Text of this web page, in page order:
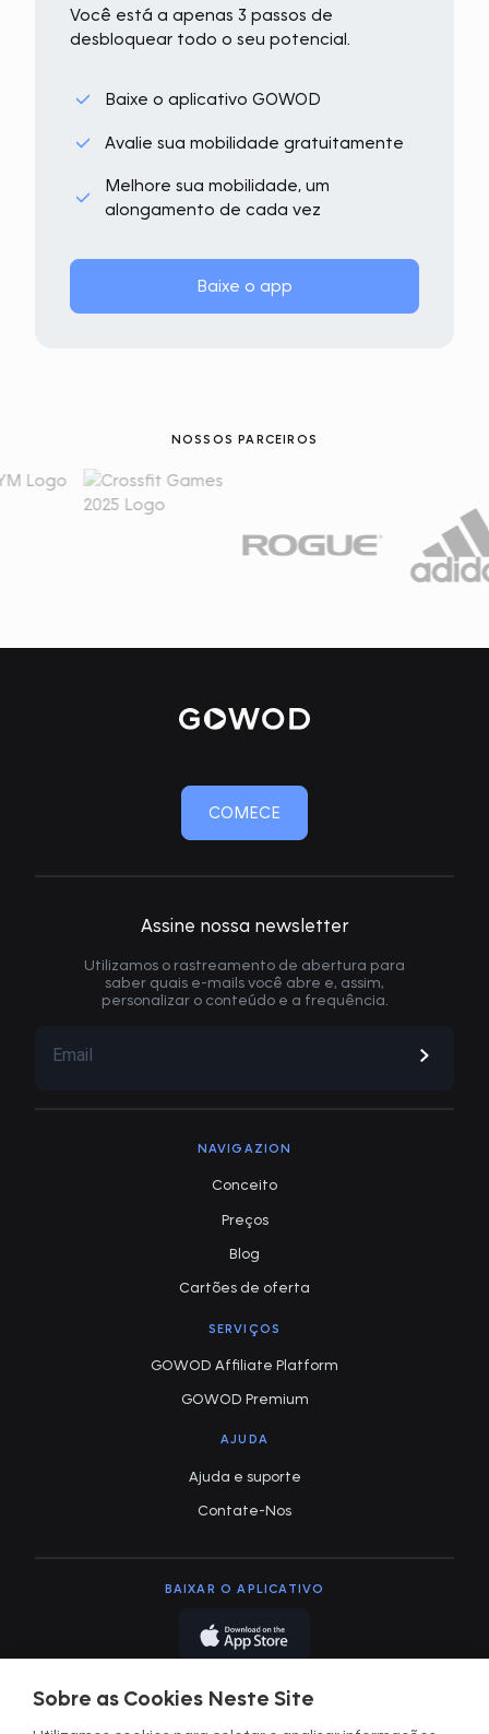
Sobre as Cookies Neste Site
Você está a apenas 3 passos de
desbloquear todo o seu potencial.
Baixe o aplicativo GOWOD
Avalie sua mobilidade gratuitamente
Melhore sua mobilidade, um
alongamento de cada vez
Baixe o app
NOSSOS PARCEIROS
COMECE
Assine nossa newsletter
Utilizamos o rastreamento de abertura para
saber quais e-mails você abre e, assim,
personalizar o conteúdo e a frequência.
NAVIGAZION
Conceito
Preços
Blog
Cartões de oferta
SERVIÇOS
GOWOD Affiliate Platform
GOWOD Premium
AJUDA
Ajuda e suporte
Contate-Nos
BAIXAR O APLICATIVO